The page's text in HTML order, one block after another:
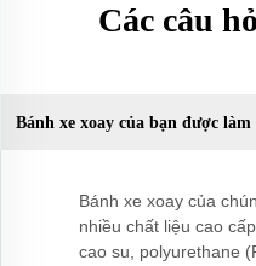
Các câu
Bánh xe xoay của bạn được
Bánh xe xoay của
nhiều chất liệu cao
cao su, polyurethane